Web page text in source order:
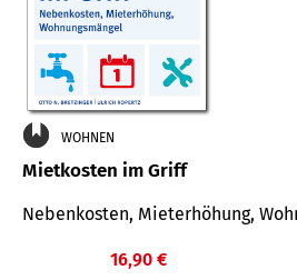
WOHNEN
Mietkosten im Griff
Nebenkosten, Mieterhöhung,
16,90 €